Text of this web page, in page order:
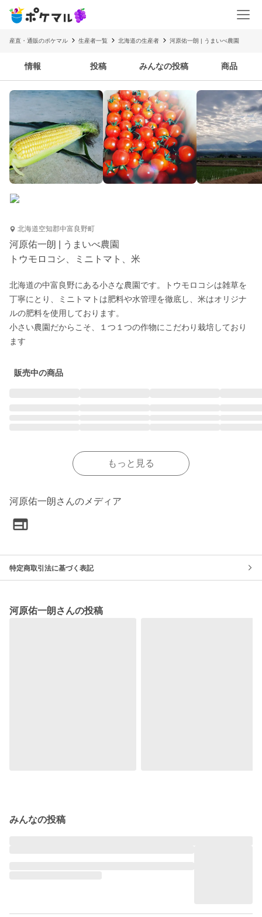
産直・通販のポケマル 生産者一覧 北海道の生産者 河原佑一朗 | うまいべ農園
情報 投稿 みんなの投稿 商品
北海道空知郡中富良野町
河原佑一朗 | うまいべ農園
トウモロコシ、ミニトマト、米
北海道の中富良野にある小さな農園です。トウモロコシは雑草を
丁寧にとり、ミニトマトは肥料や水管理を徹底し、米はオリジナ
ルの肥料を使用しております。
小さい農園だからこそ、１つ１つの作物にこだわり栽培しており
ます
販売中の商品
もっと見る
河原佑一朗さんのメディア
特定商取引法に基づく表記
河原佑一朗さんの投稿
みんなの投稿